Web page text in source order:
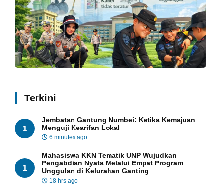
Terkini
1
Jembatan Gantung Numbei: Ketika Kemajuan
Menguji Kearifan Lokal
6 minutes ago
1
Mahasiswa KKN Tematik UNP Wujudkan
Pengabdian Nyata Melalui Empat Program
Unggulan di Kelurahan Ganting
18 hrs ago